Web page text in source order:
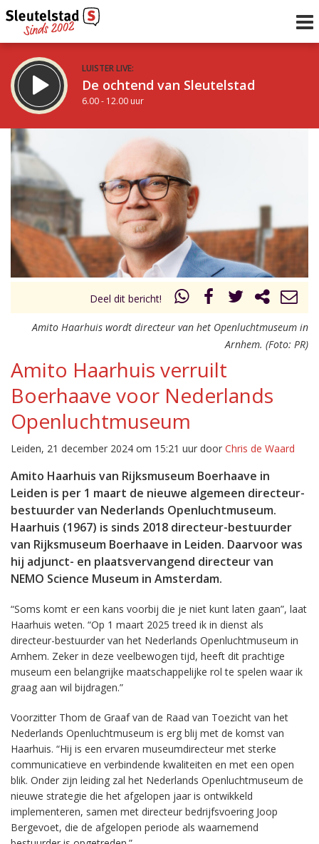
LUISTER LIVE:
De ochtend van Sleutelstad
6.00 - 12.00 uur
STRAKS:
De middag van Sleutelstad
12.00 - 17.00 uur
Vorig uur
uur 1 van 0
Inklappen
Deel dit bericht!
Amito Haarhuis wordt directeur van het Openluchtmuseum in
Arnhem. (Foto: PR)
Amito Haarhuis verruilt
Boerhaave voor Nederlands
Openluchtmuseum
Leiden, 21 december 2024 om 15:21 uur door Chris de Waard
Amito Haarhuis van Rijksmuseum Boerhaave in
Leiden is per 1 maart de nieuwe algemeen directeur-
bestuurder van Nederlands Openluchtmuseum.
Haarhuis (1967) is sinds 2018 directeur-bestuurder
van Rijksmuseum Boerhaave in Leiden. Daarvoor was
hij adjunct- en plaatsvervangend directeur van
NEMO Science Museum in Amsterdam.
“Soms komt er een kans voorbij die je niet kunt laten gaan”, laat
Haarhuis weten. “Op 1 maart 2025 treed ik in dienst als
directeur-bestuurder van het Nederlands Openluchtmuseum in
Arnhem. Zeker in deze veelbewogen tijd, heeft dit prachtige
museum een belangrijke maatschappelijke rol te spelen waar ik
graag aan wil bijdragen.”
Voorzitter Thom de Graaf van de Raad van Toezicht van het
Nederlands Openluchtmuseum is erg blij met de komst van
Haarhuis. “Hij is een ervaren museumdirecteur met sterke
communicatieve en verbindende kwaliteiten en met een open
blik. Onder zijn leiding zal het Nederlands Openluchtmuseum de
nieuwe strategie die het afgelopen jaar is ontwikkeld
implementeren, samen met directeur bedrijfsvoering Joop
Bergevoet, die de afgelopen periode als waarnemend